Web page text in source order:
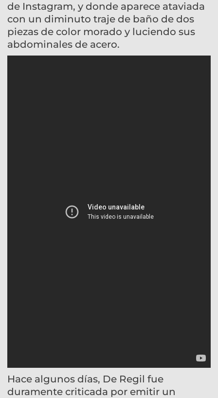
de Instagram, y donde aparece ataviada
con un diminuto traje de baño de dos
piezas de color morado y luciendo sus
abdominales de acero.
Hace algunos días, De Regil fue
duramente criticada por emitir un